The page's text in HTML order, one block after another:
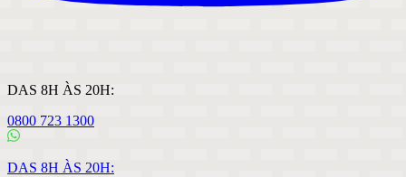
DAS 8H ÀS 20H:
0800 723 1300
DAS 8H ÀS 20H: